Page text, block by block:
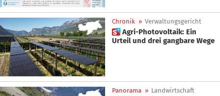
Chronik » Verwaltungsgericht
 Agri-Photovoltaik: Ein
Urteil und drei gangbare Wege
Panorama » Landwirtschaft